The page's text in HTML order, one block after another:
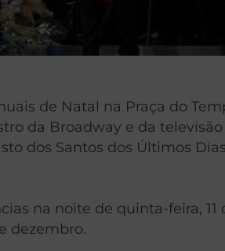
de Natal na Praça do
da Broadway e da
dos Santos dos Últimos
na noite de quinta-feira, 11
dezembro.